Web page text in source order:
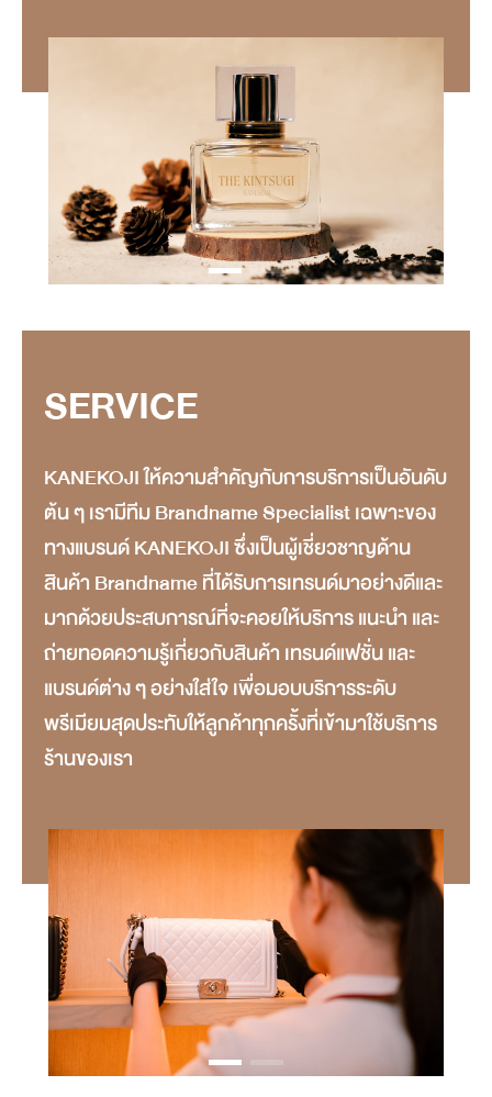
SERVICE
KANEKOJI ให้ความสำคัญกับการบริการเป็นอันดับ
ต้น ๆ เรามีทีม Brandname Specialist เฉพาะของ
ทางแบรนด์ KANEKOJI ซึ่งเป็นผู้เชี่ยวชาญด้าน
สินค้า Brandname ที่ได้รับการเทรนด์มาอย่างดีและ
มากด้วยประสบการณ์ที่จะคอยให้บริการ แนะนำ และ
ถ่ายทอดความรู้เกี่ยวกับสินค้า เทรนด์แฟชั่น และ
แบรนด์ต่าง ๆ อย่างใส่ใจ เพื่อมอบบริการระดับ
พรีเมียมสุดประทับให้ลูกค้าทุกครั้งที่เข้ามาใช้บริการ
ร้านของเรา